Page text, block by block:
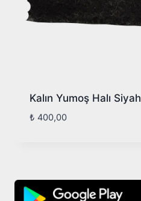
Kalın Yumoş Halı Siyah
₺ 400,00